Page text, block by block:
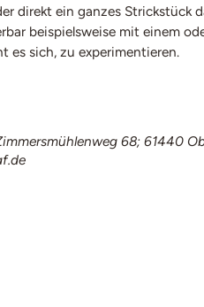
direkt ein ganzes Strickstück
beispielsweise mit einem
es sich, zu experimentieren.
68; 61440